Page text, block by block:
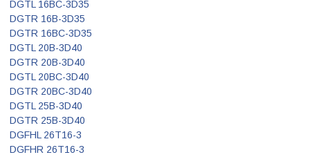
DGTL 16BC-3D35
DGTR 16B-3D35
DGTR 16BC-3D35
DGTL 20B-3D40
DGTR 20B-3D40
DGTL 20BC-3D40
DGTR 20BC-3D40
DGTL 25B-3D40
DGTR 25B-3D40
DGFHL 26T16-3
DGFHR 26T16-3